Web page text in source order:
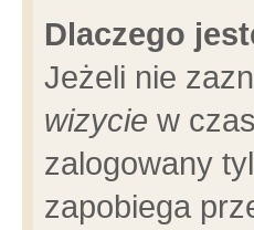
Dlaczego
Jeżeli nie
wizycie w
zalogowany
zapobiega